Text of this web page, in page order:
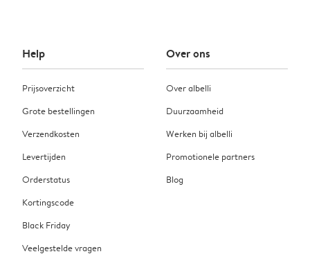
Help
Prijsoverzicht
Grote bestellingen
Verzendkosten
Levertijden
Orderstatus
Kortingscode
Black Friday
Veelgestelde vragen
Over ons
Over albelli
Duurzaamheid
Werken bij albelli
Promotionele partners
Blog